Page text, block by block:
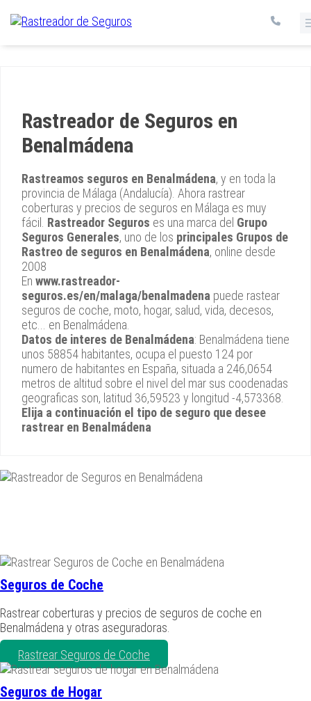
Rastreador de Seguros en
Benalmádena
Rastreamos seguros en Benalmádena, y en toda la
provincia de Málaga (Andalucía). Ahora rastrear
coberturas y precios de seguros en Málaga es muy
fácil. Rastreador Seguros es una marca del Grupo
Seguros Generales, uno de los principales Grupos de
Rastreo de seguros en Benalmádena, online desde
2008
En www.rastreador-
seguros.es/en/malaga/benalmadena puede rastear
seguros de coche, moto, hogar, salud, vida, decesos,
etc... en Benalmádena.
Datos de interes de Benalmádena: Benalmádena tiene
unos 58854 habitantes, ocupa el puesto 124 por
numero de habitantes en España, situada a 246,0654
metros de altitud sobre el nivel del mar sus coodenadas
geograficas son, latitud 36,59523 y longitud -4,573368.
Elija a continuación el tipo de seguro que desee
rastrear en Benalmádena
Seguros de Coche
Rastrear coberturas y precios de seguros de coche en
Benalmádena y otras aseguradoras.
Rastrear Seguros de Coche
Seguros de Hogar